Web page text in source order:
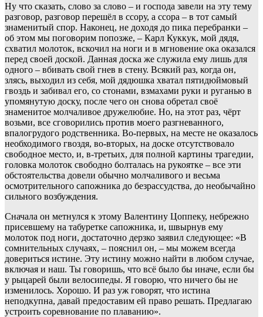
Ну что сказать, слово за слово – и господа завели на эту тему
разговор, разговор перешёл в ссору, а ссора – в тот самый
знаменитый спор. Наконец, не доходя до пика перебранки –
об этом мы поговорим попозже, – Карл Куккук, мой дядя,
схватил молоток, вскочил на ноги и в мгновение ока оказался
перед своей доской. Данная доска же служила ему лишь для
одного – вбивать свой гнев в стену. Всякий раз, когда он,
злясь, выходил из себя, мой дядюшка хватал пятидюймовый
гвоздь и забивал его, со стонами, взмахами руки и руганью в
упомянутую доску, после чего он снова обретал своё
знаменитое молчаливое дружелюбие. Но, на этот раз, чёрт
возьми, все сговорились против моего разгневанного,
впалогрудого родственника. Во-первых, на месте не оказалось
необходимого гвоздя, во-вторых, на доске отсутствовало
свободное место, и, в-третьих, для полной картины трагедии,
головка молоток свободно болталась на рукоятке – все эти
обстоятельства довели обычно молчаливого и весьма
осмотрительного сапожника до безрассудства, до необычайно
сильного возбуждения.
Сначала он метнулся к этому Валентину Цоппеку, небрежно
присевшему на табуретке сапожника, и, швырнув ему
молоток под ноги, достаточно дерзко заявил следующее: «В
сомнительных случаях, – пояснил он, – мы можем всегда
довериться истине. Эту истину можно найти в любом случае,
включая и наш. Ты говоришь, что всё было бы иначе, если бы
у рыцарей были велосипеды. Я говорю, что ничего бы не
изменилось. Хорошо. И раз уж говорят, что истина
неподкупна, давай предоставим ей право решать. Предлагаю
устроить соревнование по плаванию».